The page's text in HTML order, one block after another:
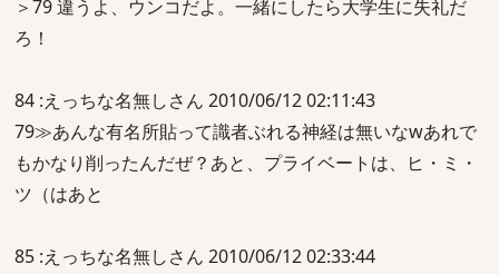
＞79 違うよ、ウンコだよ。一緒にしたら大学生に失礼だ
ろ！
84 :えっちな名無しさん 2010/06/12 02:11:43
79≫あんな有名所貼って識者ぶれる神経は無いなwあれで
もかなり削ったんだぜ？あと、プライベートは、ヒ・ミ・
ツ（はあと
85 :えっちな名無しさん 2010/06/12 02:33:44